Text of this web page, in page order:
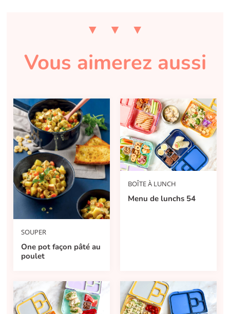
Vous aimerez aussi
SOUPER
One pot façon pâté au
poulet
BOÎTE À LUNCH
Menu de lunchs 54